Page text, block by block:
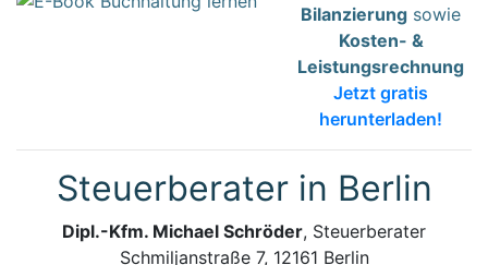
Bilanzierung sowie
Kosten- &
Leistungsrechnung
Jetzt gratis
herunterladen!
Steuerberater in Berlin
Dipl.-Kfm. Michael Schröder, Steuerberater
Schmiljanstraße 7, 12161 Berlin